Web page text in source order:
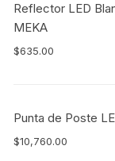
Reflector LED
MEKA
$635.00
Punta de Poste
$10,760.00